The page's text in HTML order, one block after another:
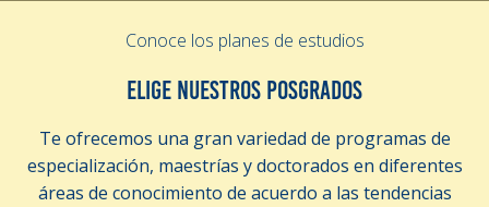
Conoce los planes de estudios
ELIGE NUESTROS POSGRADOS
Te ofrecemos una gran variedad de programas de
especialización, maestrías y doctorados en diferentes
áreas de conocimiento de acuerdo a las tendencias